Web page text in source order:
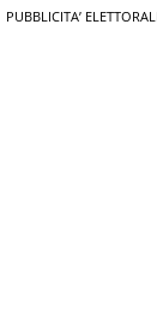
PUBBLICITA’